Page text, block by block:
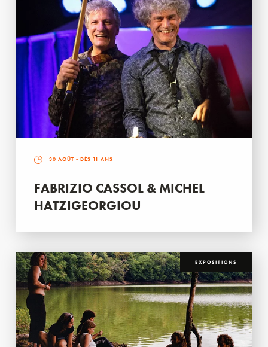
30 AOÛT - DÈS 11 ANS
FABRIZIO CASSOL & MICHEL
HATZIGEORGIOU
EXPOSITIONS